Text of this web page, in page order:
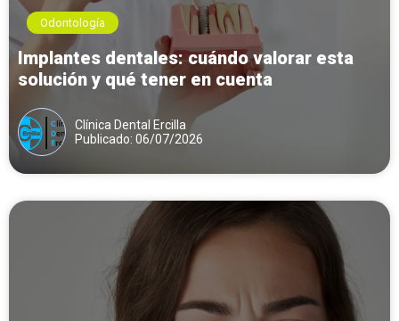
Odontología
Implantes dentales: cuándo valorar esta
solución y qué tener en cuenta
Clínica Dental Ercilla
Publicado: 06/07/2026